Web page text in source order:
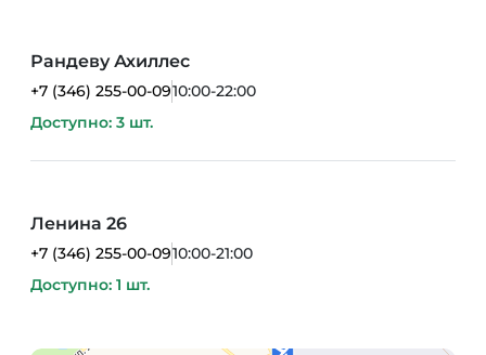
Рандеву Ахиллес
+7 (346) 255-00-0910:00-22:00
Доступно: 3 шт.
Ленина 26
+7 (346) 255-00-0910:00-21:00
Доступно: 1 шт.